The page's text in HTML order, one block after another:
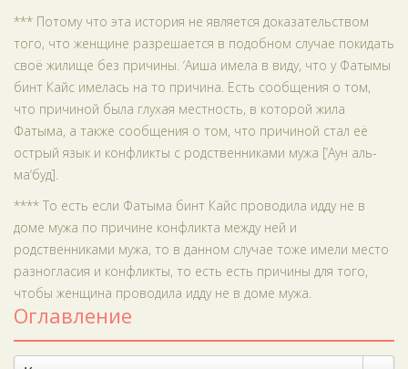
*** Потому что эта история не является доказательством
того, что женщине разрешается в подобном случае покидать
своё жилище без причины. ‘Аиша имела в виду, что у Фатымы
бинт Кайс имелась на то причина. Есть сообщения о том,
что причиной была глухая местность, в которой жила
Фатыма, а также сообщения о том, что причиной стал её
острый язык и конфликты с родственниками мужа [‘Аун аль-
ма‘буд].
**** То есть если Фатыма бинт Кайс проводила идду не в
доме мужа по причине конфликта между ней и
родственниками мужа, то в данном случае тоже имели место
разногласия и конфликты, то есть есть причины для того,
чтобы женщина проводила идду не в доме мужа.
Оглавление